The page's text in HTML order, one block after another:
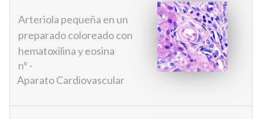
Arteriola pequeña en un
preparado coloreado con
hematoxilina y eosina
nº -
Aparato Cardiovascular